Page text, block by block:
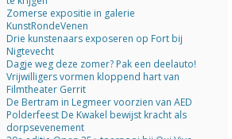
Zomerse expositie in galerie
KunstRondeVenen
Drie kunstenaars exposeren op Fort bij
Nigtevecht
Dagje weg deze zomer? Pak een deelauto!
Vrijwilligers vormen kloppend hart van
Filmtheater Gerrit
De Bertram in Legmeer voorzien van AED
Polderfeest De Kwakel bewijst kracht als
dorpsevenement